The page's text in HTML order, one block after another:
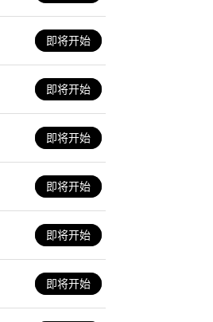
即将开始
即将开始
即将开始
即将开始
即将开始
即将开始